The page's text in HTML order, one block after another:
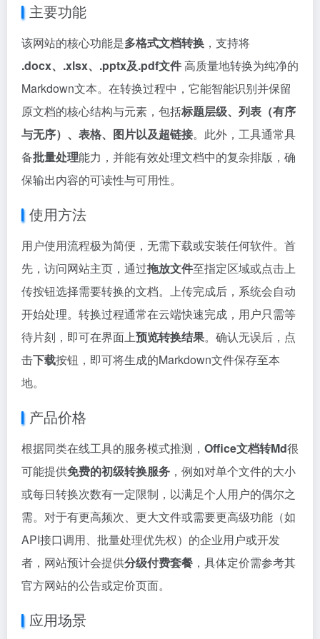
主要功能
该网站的核心功能是多格式文档转换 ，支持将
.docx、.xlsx、.pptx及.pdf文件高质量地转换为纯净的
Markdown文本。在转换过程中，它能智能识别并保留
原文档的核心结构与元素，包括标题层级、列表（有序
与无序）、表格、图片以及超链接。此外，工具通常具
备批量处理能力，并能有效处理文档中的复杂排版，确
保输出内容的可读性与可用性。
使用方法
用户使用流程极为简便，无需下载或安装任何软件。首
先，访问网站主页，通过拖放文件至指定区域或点击上
传按钮选择需要转换的文档。上传完成后，系统会自动
开始处理。转换过程通常在云端快速完成，用户只需等
待片刻，即可在界面上预览转换结果。确认无误后，点
击下载按钮，即可将生成的Markdown文件保存至本
地。
产品价格
根据同类在线工具的服务模式推测， Office文档转Md很
可能提供免费的初级转换服务 ，例如对单个文件的大小
或每日转换次数有一定限制，以满足个人用户的偶尔之
需。对于有更高频次、更大文件或需要更高级功能（如
API接口调用、批量处理优先权）的企业用户或开发
者，网站预计会提供分级付费套餐 ，具体定价需参考其
官方网站的公告或定价页面。
应用场景